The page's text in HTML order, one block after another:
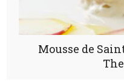
Mousse de